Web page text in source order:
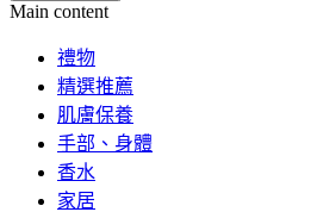
Main content
禮物
精選推薦
肌膚保養
手部、身體
香水
家居